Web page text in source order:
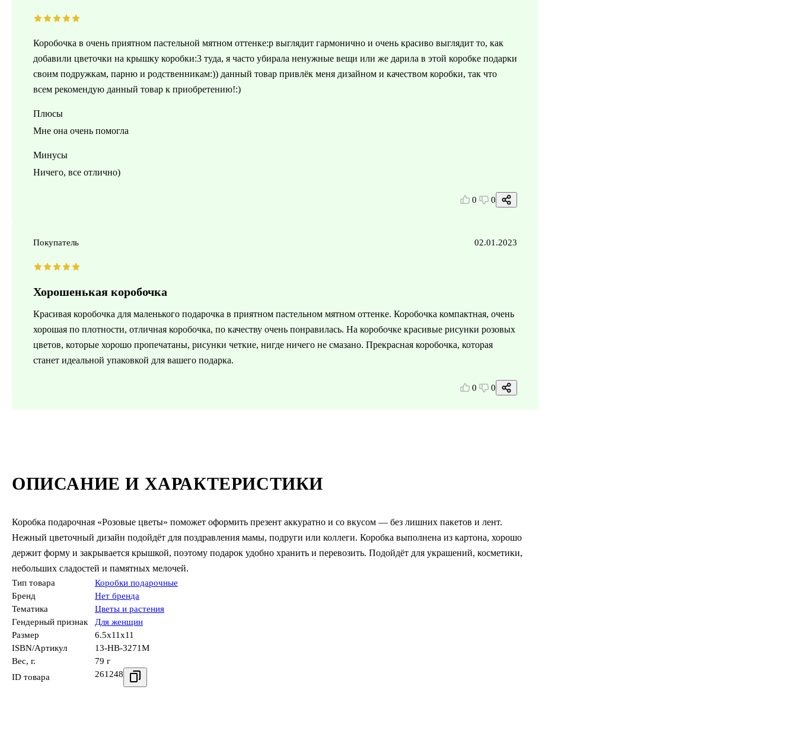
ОПИСАНИЕ И ХАРАКТЕРИСТИКИ
Коробка подарочная «Розовые цветы» поможет оформить презент аккуратно и со вкусом — без лишних пакетов и лент.
Нежный цветочный дизайн подойдёт для поздравления мамы, подруги или коллеги. Коробка выполнена из картона, хорошо
держит форму и закрывается крышкой, поэтому подарок удобно хранить и перевозить. Подойдёт для украшений, косметики,
небольших сладостей и памятных мелочей.
Тип товара
Коробки подарочные
Бренд
Нет бренда
Тематика
Цветы и растения
Гендерный признак
Для женщин
Размер
6.5x11x11
ISBN/Артикул
13-HB-3271M
Вес, г.
79 г
ID товара
261248
Коробочка в очень приятном пастельной мятном оттенке:р выглядит гармонично и очень красиво выглядит то, как
добавили цветочки на крышку коробки:3 туда, я часто убирала ненужные вещи или же дарила в этой коробке подарки
своим подружкам, парню и родственникам:)) данный товар привлёк меня дизайном и качеством коробки, так что
всем рекомендую данный товар к приобретению!:)
Плюсы
Мне она очень помогла
Минусы
Ничего, все отлично)
0 0
Покупатель 02.01.2023
Хорошенькая коробочка
Красивая коробочка для маленького подарочка в приятном пастельном мятном оттенке. Коробочка компактная, очень
хорошая по плотности, отличная коробочка, по качеству очень понравилась. На коробочке красивые рисунки розовых
цветов, которые хорошо пропечатаны, рисунки четкие, нигде ничего не смазано. Прекрасная коробочка, которая
станет идеальной упаковкой для вашего подарка.
0 0